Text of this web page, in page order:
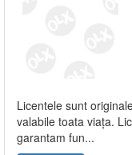
Licentele sunt
valabile toata viața.
garantam fun...